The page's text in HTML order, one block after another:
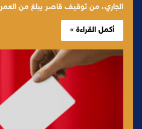
الجاري، من توقيف قاصر يبلغ من العمر 17 سنة،…
أكمل القراءة »